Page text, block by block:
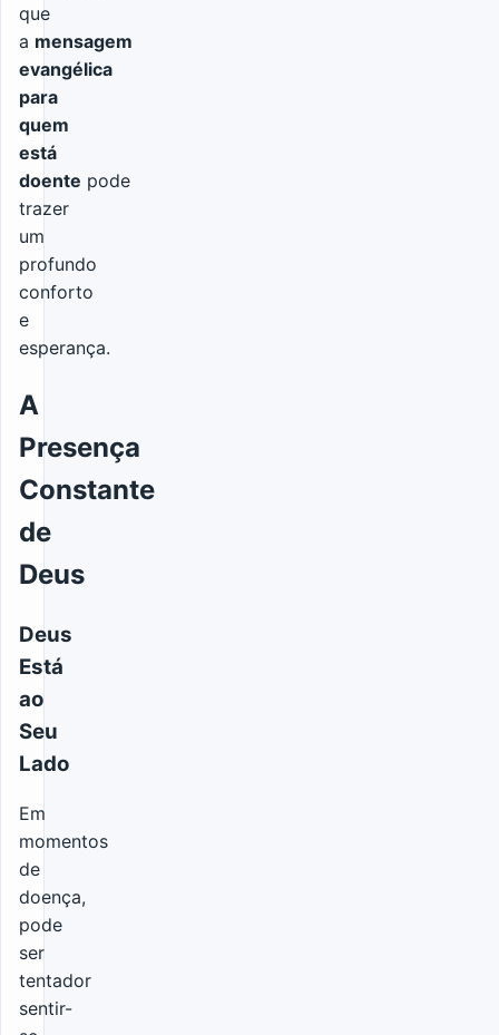
que
a mensagem
evangélica
para
quem
está
doente pode
trazer
um
profundo
conforto
e
esperança.
A
Presença
Constante
de
Deus
Deus
Está
ao
Seu
Lado
Em
momentos
de
doença,
pode
ser
tentador
sentir-